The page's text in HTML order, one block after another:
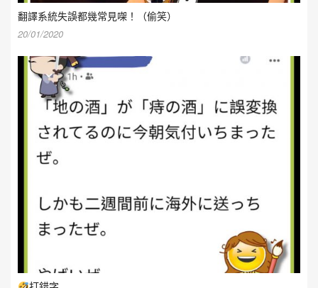
翻譯系統失誤都幾常見㗎！（偷笑）
20/01/2020